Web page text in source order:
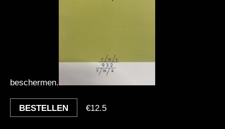
beschermen.
BESTELLEN €12.5